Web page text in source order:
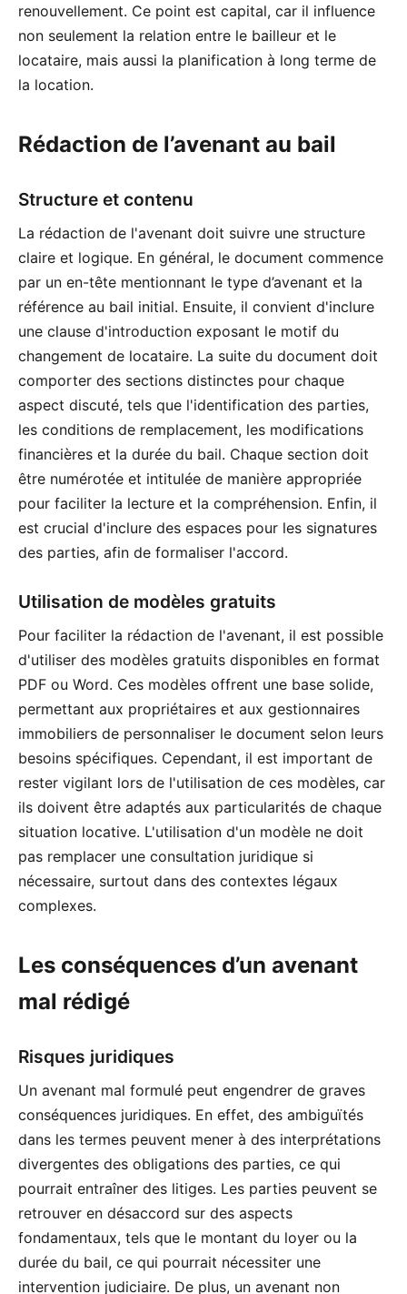
renouvellement. Ce point est capital, car il influence
non seulement la relation entre le bailleur et le
locataire, mais aussi la planification à long terme de
la location.
Rédaction de l’avenant au bail
Structure et contenu
La rédaction de l'avenant doit suivre une structure
claire et logique. En général, le document commence
par un en-tête mentionnant le type d’avenant et la
référence au bail initial. Ensuite, il convient d'inclure
une clause d'introduction exposant le motif du
changement de locataire. La suite du document doit
comporter des sections distinctes pour chaque
aspect discuté, tels que l'identification des parties,
les conditions de remplacement, les modifications
financières et la durée du bail. Chaque section doit
être numérotée et intitulée de manière appropriée
pour faciliter la lecture et la compréhension. Enfin, il
est crucial d'inclure des espaces pour les signatures
des parties, afin de formaliser l'accord.
Utilisation de modèles gratuits
Pour faciliter la rédaction de l'avenant, il est possible
d'utiliser des modèles gratuits disponibles en format
PDF ou Word. Ces modèles offrent une base solide,
permettant aux propriétaires et aux gestionnaires
immobiliers de personnaliser le document selon leurs
besoins spécifiques. Cependant, il est important de
rester vigilant lors de l'utilisation de ces modèles, car
ils doivent être adaptés aux particularités de chaque
situation locative. L'utilisation d'un modèle ne doit
pas remplacer une consultation juridique si
nécessaire, surtout dans des contextes légaux
complexes.
Les conséquences d’un avenant
mal rédigé
Risques juridiques
Un avenant mal formulé peut engendrer de graves
conséquences juridiques. En effet, des ambiguïtés
dans les termes peuvent mener à des interprétations
divergentes des obligations des parties, ce qui
pourrait entraîner des litiges. Les parties peuvent se
retrouver en désaccord sur des aspects
fondamentaux, tels que le montant du loyer ou la
durée du bail, ce qui pourrait nécessiter une
intervention judiciaire. De plus, un avenant non